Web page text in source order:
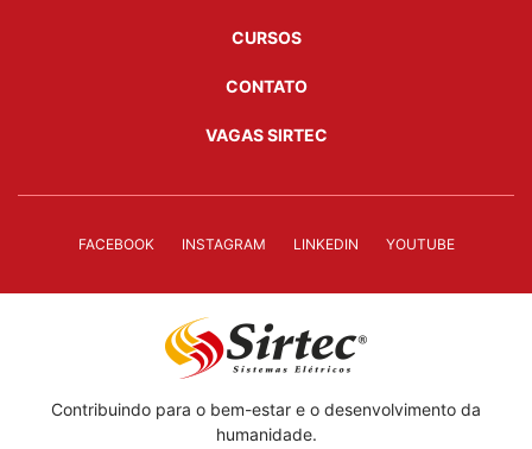
CURSOS
CONTATO
VAGAS SIRTEC
FACEBOOK INSTAGRAM LINKEDIN YOUTUBE
Contribuindo para o bem-estar e o desenvolvimento da
humanidade.